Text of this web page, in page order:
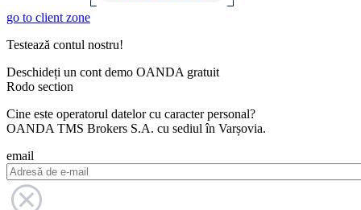
go to client zone
Testează contul nostru!
Deschideți un cont demo OANDA gratuit
Rodo section
Cine este operatorul datelor cu caracter personal?
OANDA TMS Brokers S.A. cu sediul în Varșovia.
email